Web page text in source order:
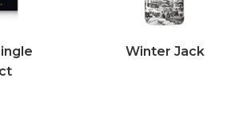
Winter Jack